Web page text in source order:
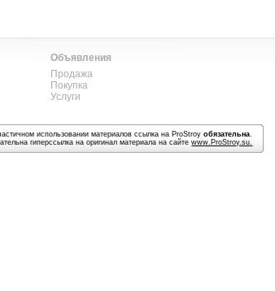
Объявления
Продажа
Покупка
Услуги
использовании материалов ссылка на ProStroyобязательна.
гиперссылка на оригинал материала на сайтеwww.ProStroy.su.